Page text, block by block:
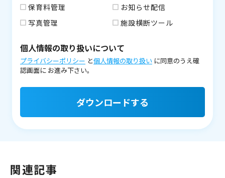
保育料管理
お知らせ配信
写真管理
施設横断ツール
個人情報の取り扱いについて
プライバシーポリシー と個人情報の取り扱い に同意のうえ確
認画面に お進み下さい。
ダウンロードする
関連記事